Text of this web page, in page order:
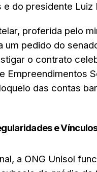
e do presidente Luiz
proferida pelo
um pedido do
o contrato
Empreendimentos
das contas
e
a ONG Unisol